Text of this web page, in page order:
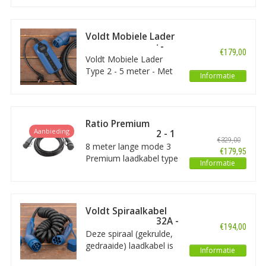
stekkers worden uit één
geheel gemaakt. De
prijs van deze kabel is
daarmee zeer scherp.
Voldt Mobiele Lader
Type 2 - 5 meter -
Schuko
Voldt Mobiele Lader
Type 2 - 5 meter - Met
een normaal 230V
stopcontact. Deze kabel
is regelbaar van 8 tot
16A (3,7kW).
€179,00
Informatie
Aanbieding
Ratio Premium
Laadkabel type 2 - 1
fase 32A - 8 meter
8 meter lange mode 3
Premium laadkabel type
€329,00
€179,95
Informatie
Voldt Spiraalkabel
(coiled) - 3 fase 32A -
5 meter
Deze spiraal (gekrulde,
gedraaide) laadkabel is
€194,00
Informatie